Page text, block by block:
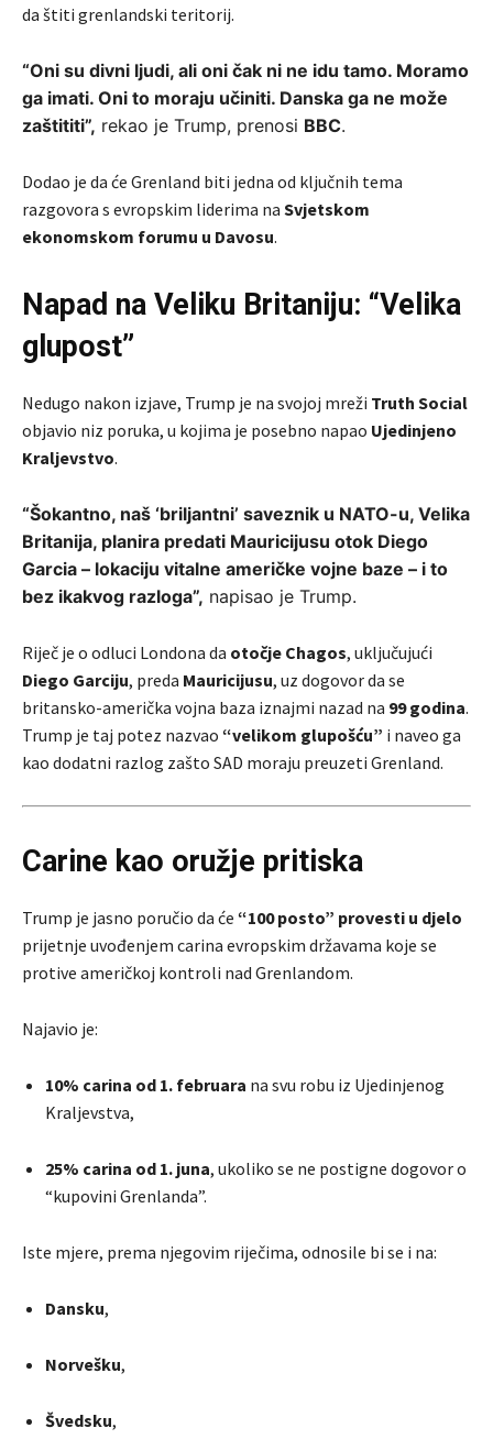
da štiti grenlandski teritorij.
“Oni su divni ljudi, ali oni čak ni ne idu tamo. Moramo
ga imati. Oni to moraju učiniti. Danska ga ne može
zaštititi”, rekao je Trump, prenosi BBC.
Dodao je da će Grenland biti jedna od ključnih tema
razgovora s evropskim liderima na Svjetskom
ekonomskom forumu u Davosu.
Napad na Veliku Britaniju: “Velika
glupost”
Nedugo nakon izjave, Trump je na svojoj mreži Truth Social
objavio niz poruka, u kojima je posebno napao Ujedinjeno
Kraljevstvo.
“Šokantno, naš ‘briljantni’ saveznik u NATO-u, Velika
Britanija, planira predati Mauricijusu otok Diego
Garcia – lokaciju vitalne američke vojne baze – i to
bez ikakvog razloga”, napisao je Trump.
Riječ je o odluci Londona da otočje Chagos, uključujući
Diego Garciju, preda Mauricijusu, uz dogovor da se
britansko-američka vojna baza iznajmi nazad na 99 godina.
Trump je taj potez nazvao “velikom glupošću” i naveo ga
kao dodatni razlog zašto SAD moraju preuzeti Grenland.
Carine kao oružje pritiska
Trump je jasno poručio da će “100 posto” provesti u djelo
prijetnje uvođenjem carina evropskim državama koje se
protive američkoj kontroli nad Grenlandom.
Najavio je:
10% carina od 1. februara na svu robu iz Ujedinjenog
Kraljevstva,
25% carina od 1. juna, ukoliko se ne postigne dogovor o
“kupovini Grenlanda”.
Iste mjere, prema njegovim riječima, odnosile bi se i na:
Dansku,
Norvešku,
Švedsku,